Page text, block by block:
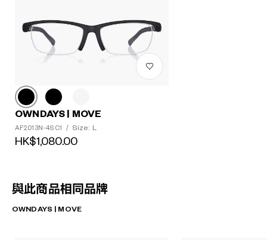
OWNDAYS | MOVE
AF2013N-4S C1 / Size: L
HK$1,080.00
與此商品相同品牌
OWNDAYS | MOVE